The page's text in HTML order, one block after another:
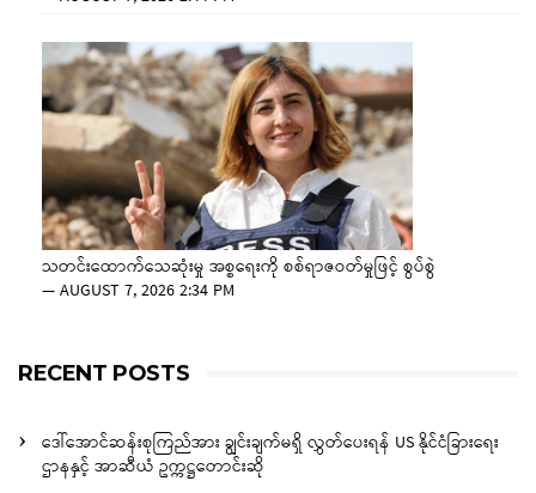
သတင်းထောက်သေဆုံးမှု အစ္စရေးကို စစ်ရာဇဝတ်မှုဖြင့် စွပ်စွဲ
—AUGUST 7, 2026 2:34 PM
RECENT POSTS
ဒေါ်အောင်ဆန်းစုကြည်အား ချွင်းချက်မရှိ လွှတ်ပေးရန် US နိုင်ငံခြားရေး
ဌာနနှင့် အာဆီယံ ဥက္ကဋ္ဌတောင်းဆို